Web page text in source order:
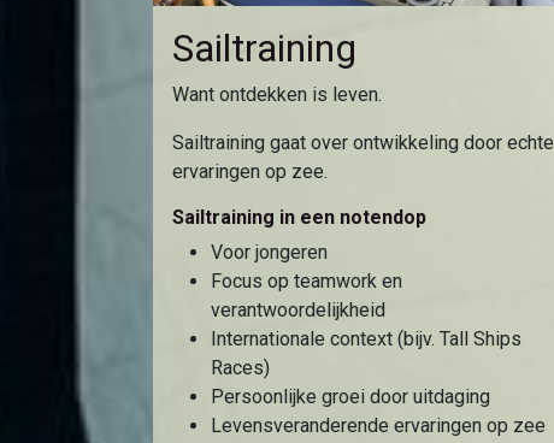
Sailtraining
Want ontdekken is leven.
Sailtraining gaat over ontwikkeling door echte
ervaringen op zee.
Sailtraining in een notendop
Voor jongeren
Focus op teamwork en
verantwoordelijkheid
Internationale context (bijv. Tall Ships
Races)
Persoonlijke groei door uitdaging
Levensveranderende ervaringen op zee